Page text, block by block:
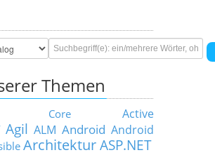
Themen
Core
Active
Agil ALM Android Android
Architektur ASP.NET